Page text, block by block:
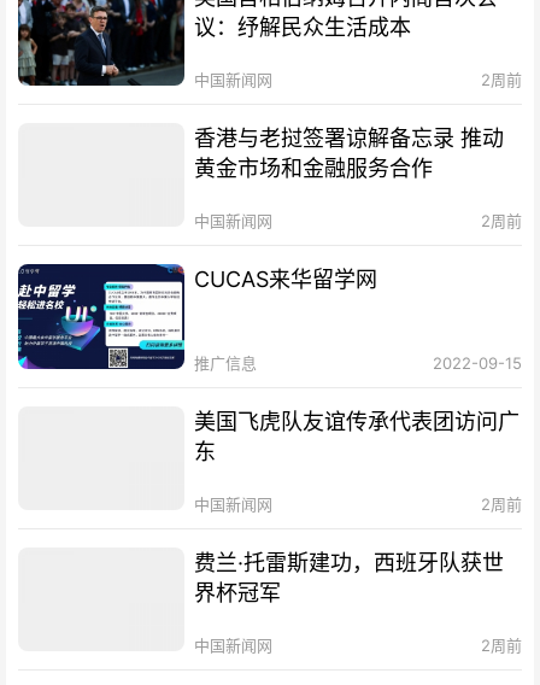
议：纾解民众生活成本
中国新闻网 2周前
香港与老挝签署谅解备忘录 推动
黄金市场和金融服务合作
中国新闻网 2周前
CUCAS来华留学网
推广信息 2022-09-15
美国飞虎队友谊传承代表团访问广
东
中国新闻网 2周前
费兰·托雷斯建功，西班牙队获世
界杯冠军
中国新闻网 2周前